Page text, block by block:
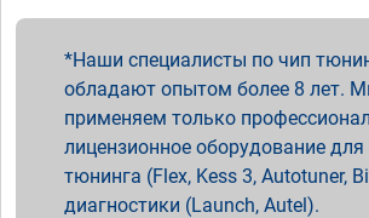
Наши специалисты по чип
обладают опытом более 8 лет.
применяем только
лицензионное оборудование для
тюнинга (Flex, Kess 3, Autotuner,
диагностики (Launch, Autel).